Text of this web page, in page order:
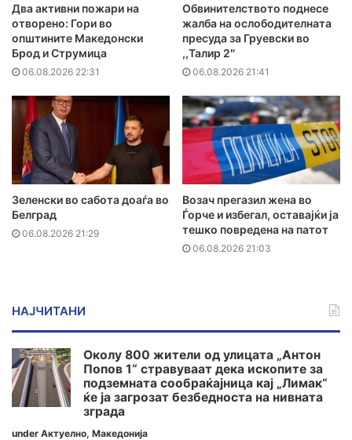
Два активни пожари на
отворено: Гори во
општините Македонски
Брод и Струмица
06.08.2026 22:31
Обвинителството поднесе
жалба на ослободителната
пресуда за Груевски во
,,Талир 2″
06.08.2026 21:41
Зеленски во сабота доаѓа во
Белград
06.08.2026 21:29
Возач прегазил жена во
Ѓорче и избегал, оставајќи ја
тешко повредена на патот
06.08.2026 21:03
НАЈЧИТАНИ
Околу 800 жители од улицата „Антон
Попов 1“ стравуваат дека ископите за
подземната сообраќајница кај „Лимак“
ќе ја загрозат безбедноста на нивната
зграда
under Актуелно, Македонија